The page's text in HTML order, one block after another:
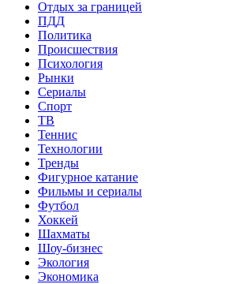
Отдых за границей
ПДД
Политика
Происшествия
Психология
Рынки
Сериалы
Спорт
ТВ
Теннис
Технологии
Тренды
Фигурное катание
Фильмы и сериалы
Футбол
Хоккей
Шахматы
Шоу-бизнес
Экология
Экономика